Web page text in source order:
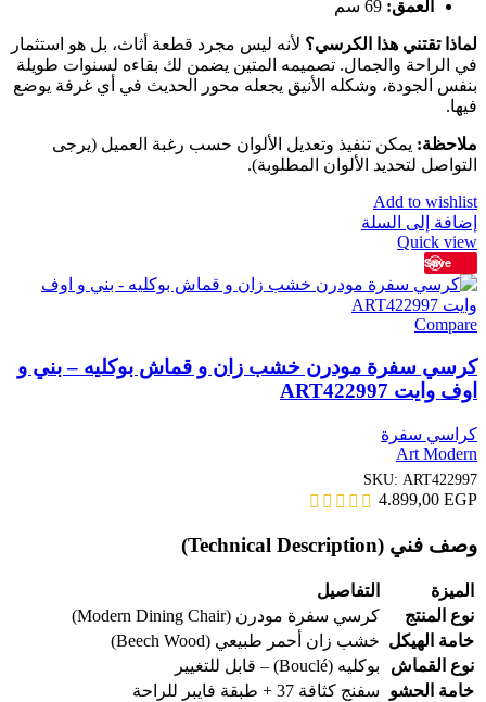
العمق:
لماذا تقتني هذا الكرسي؟ لأنه ليس مجرد قطعة أثاث، بل هو استثمار
في الراحة والجمال. تصميمه المتين يضمن لك بقاءه لسنوات طويلة
بنفس الجودة، وشكله الأنيق يجعله محور الحديث في أي غرفة يوضع
فيها.
ملاحظة: يمكن تنفيذ وتعديل الألوان حسب رغبة العميل (يرجى
التواصل لتحديد الألوان المطلوبة).
Add to wishlist
إضافة إلى السلة
Quick view
Save
Compare
كرسي سفرة مودرن خشب زان و قماش بوكليه – بني و
اوف وايت ART422997
كراسي سفرة
Art Modern
SKU: ART422997
4.899,00 EGP
وصف فني (Technical Description)
الميزة
التفاصيل
نوع المنتج
كرسي سفرة مودرن (Modern Dining Chair)
خامة الهيكل خشب زان أحمر طبيعي (Beech Wood)
نوع القماش
بوكليه (Bouclé) – قابل للتغيير
خامة الحشو
سفنج كثافة 37 + طبقة فايبر للراحة